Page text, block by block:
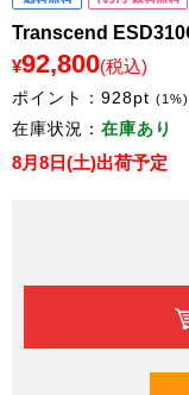
Transcend
¥92,800(税込)
ポイント： 928pt (1%)
在庫状況： 在庫あり
8月8日(土)出荷予定